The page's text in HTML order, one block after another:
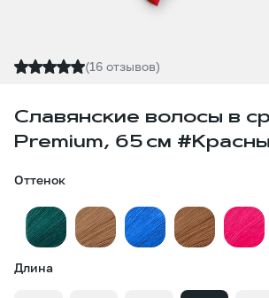
(16 отзывов)
Славянские волосы в
Premium, 65 см
Оттенок
Длина